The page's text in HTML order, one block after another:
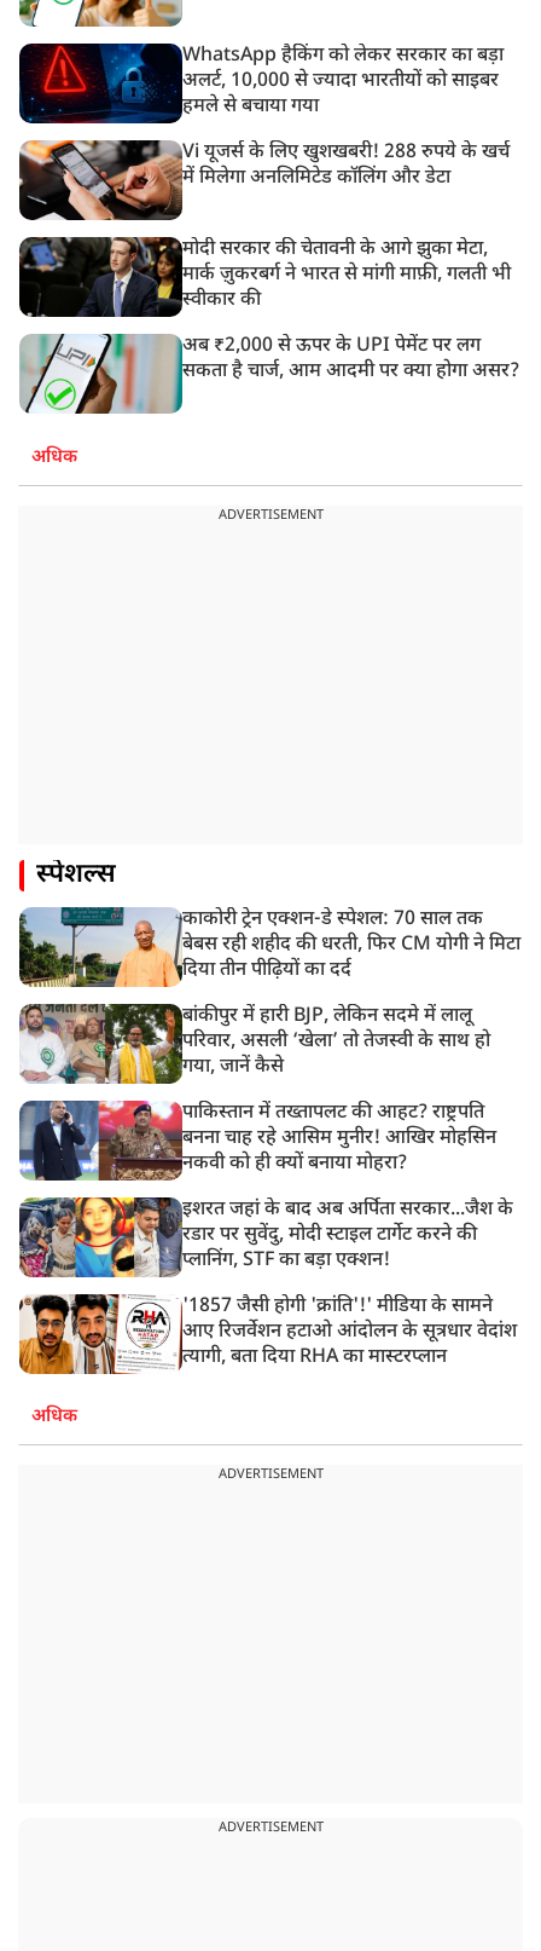
WhatsApp हैकिंग को लेकर सरकार का बड़ा
अलर्ट, 10,000 से ज्यादा भारतीयों को साइबर
हमले से बचाया गया
Vi यूजर्स के लिए खुशखबरी! 288 रुपये के खर्च
में मिलेगा अनलिमिटेड कॉलिंग और डेटा
मोदी सरकार की चेतावनी के आगे झुका मेटा,
मार्क ज़ुकरबर्ग ने भारत से मांगी माफ़ी, गलती भी
स्वीकार की
अब ₹2,000 से ऊपर के UPI पेमेंट पर लग
सकता है चार्ज, आम आदमी पर क्या होगा असर?
अधिक
ADVERTISEMENT
स्पेशल्स
काकोरी ट्रेन एक्शन-डे स्पेशल: 70 साल तक
बेबस रही शहीद की धरती, फिर CM योगी ने मिटा
दिया तीन पीढ़ियों का दर्द
बांकीपुर में हारी BJP, लेकिन सदमे में लालू
परिवार, असली ‘खेला’ तो तेजस्वी के साथ हो
गया, जानें कैसे
पाकिस्तान में तख्तापलट की आहट? राष्ट्रपति
बनना चाह रहे आसिम मुनीर! आखिर मोहसिन
नकवी को ही क्यों बनाया मोहरा?
इशरत जहां के बाद अब अर्पिता सरकार...जैश के
रडार पर सुवेंदु, मोदी स्टाइल टार्गेट करने की
प्लानिंग, STF का बड़ा एक्शन!
'1857 जैसी होगी 'क्रांति'!' मीडिया के सामने
आए रिजर्वेशन हटाओ आंदोलन के सूत्रधार वेदांश
त्यागी, बता दिया RHA का मास्टरप्लान
अधिक
ADVERTISEMENT
ADVERTISEMENT